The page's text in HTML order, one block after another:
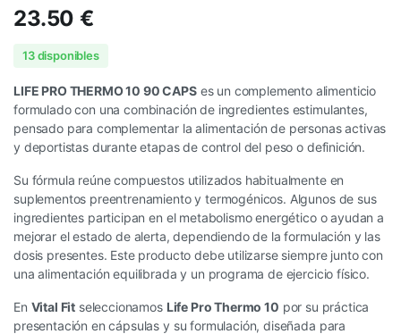
23.50€
13 disponibles
LIFE PRO THERMO 10 90 CAPSes un complemento alimenticio
formulado con una combinación de ingredientes estimulantes,
pensado para complementar la alimentación de personas activas
y deportistas durante etapas de control del peso o definición.
Su fórmula reúne compuestos utilizados habitualmente en
suplementos preentrenamiento y termogénicos. Algunos de sus
ingredientes participan en el metabolismo energético o ayudan a
mejorar el estado de alerta, dependiendo de la formulación y las
dosis presentes. Este producto debe utilizarse siempre junto con
una alimentación equilibrada y un programa de ejercicio físico.
En Vital Fit seleccionamos Life Pro Thermo 10 por su práctica
presentación en cápsulas y su formulación, diseñada para